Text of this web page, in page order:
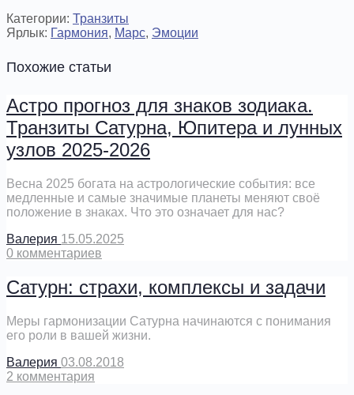
Категории: Транзиты
Ярлык: Гармония, Марс, Эмоции
Похожие статьи
Астро прогноз для знаков зодиака.
Транзиты Сатурна, Юпитера и лунных
узлов 2025-2026
Весна 2025 богата на астрологические события: все
медленные и самые значимые планеты меняют своё
положение в знаках. Что это означает для нас?
Валерия 15.05.2025
0 комментариев
Сатурн: страхи, комплексы и задачи
Меры гармонизации Сатурна начинаются с понимания
его роли в вашей жизни.
Валерия 03.08.2018
2 комментария